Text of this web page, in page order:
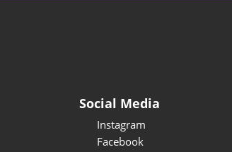
Social Media
Instagram
Facebook